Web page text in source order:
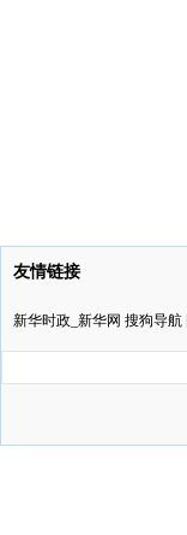
友情链接
新华时政_新华网 搜狗导航